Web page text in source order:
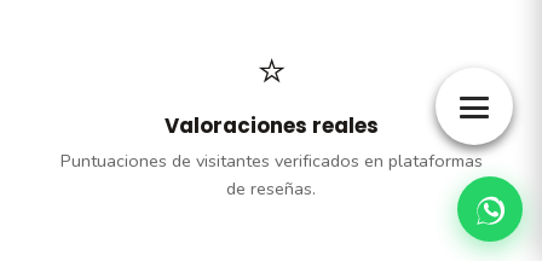
⭐
Valoraciones reales
Puntuaciones de visitantes verificados en plataformas
de reseñas.